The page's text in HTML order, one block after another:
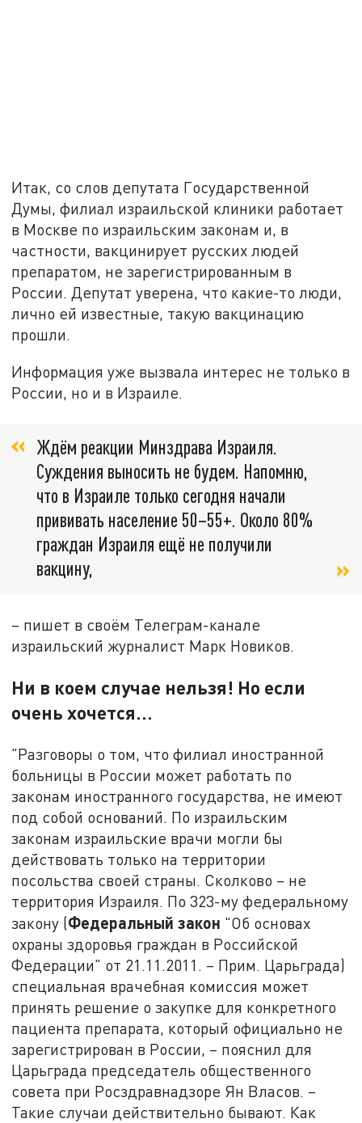
Итак, со слов депутата Государственной
Думы, филиал израильской клиники работает
в Москве по израильским законам и, в
частности, вакцинирует русских людей
препаратом, не зарегистрированным в
России. Депутат уверена, что какие-то люди,
лично ей известные, такую вакцинацию
прошли.
Информация уже вызвала интерес не только в
России, но и в Израиле.
Ждём реакции Минздрава Израиля.
Суждения выносить не будем. Напомню,
что в Израиле только сегодня начали
прививать население 50–55+. Около 80%
граждан Израиля ещё не получили
вакцину,
– пишет в своём Телеграм-канале
израильский журналист Марк Новиков.
Ни в коем случае нельзя! Но если
очень хочется…
"Разговоры о том, что филиал иностранной
больницы в России может работать по
законам иностранного государства, не имеют
под собой оснований. По израильским
законам израильские врачи могли бы
действовать только на территории
посольства своей страны. Сколково – не
территория Израиля. По 323-му федеральному
закону (Федеральный закон "Об основах
охраны здоровья граждан в Российской
Федерации" от 21.11.2011. – Прим. Царьграда)
специальная врачебная комиссия может
принять решение о закупке для конкретного
пациента препарата, который официально не
зарегистрирован в России, – пояснил для
Царьграда председатель общественного
совета при Росздравнадзоре Ян Власов. –
Такие случаи действительно бывают. Как